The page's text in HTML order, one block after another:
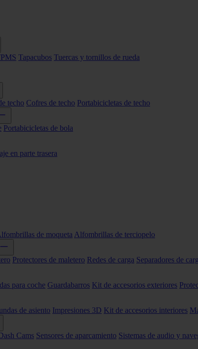
Tapacubos Tuercas y tornillos de rueda
techo Cofres de techo Portabicicletas de techo
Portabicicletas de bola
en parte trasera
de moqueta Alfombrillas de terciopelo
Protectores de maletero Redes de carga Separadores de
para coche Guardabarros Kit de accesorios exteriores
de asiento Impresiones 3D Kit de accesorios interiores
Cams Sensores de aparcamiento Sistemas de audio y